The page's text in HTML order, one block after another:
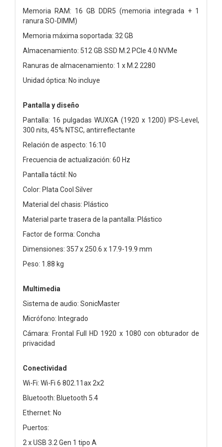
Memoria RAM: 16 GB DDR5 (memoria integrada + 1
ranura SO-DIMM)
Memoria máxima soportada: 32 GB
Almacenamiento: 512 GB SSD M.2 PCIe 4.0 NVMe
Ranuras de almacenamiento: 1 x M.2 2280
Unidad óptica: No incluye
Pantalla y diseño
Pantalla: 16 pulgadas WUXGA (1920 x 1200) IPS-Level,
300 nits, 45% NTSC, antirreflectante
Relación de aspecto: 16:10
Frecuencia de actualización: 60 Hz
Pantalla táctil: No
Color: Plata Cool Silver
Material del chasis: Plástico
Material parte trasera de la pantalla: Plástico
Factor de forma: Concha
Dimensiones: 357 x 250.6 x 17.9-19.9 mm
Peso: 1.88 kg
Multimedia
Sistema de audio: SonicMaster
Micrófono: Integrado
Cámara: Frontal Full HD 1920 x 1080 con obturador de
privacidad
Conectividad
Wi-Fi: Wi-Fi 6 802.11ax 2x2
Bluetooth: Bluetooth 5.4
Ethernet: No
Puertos:
2 x USB 3.2 Gen 1 tipo A